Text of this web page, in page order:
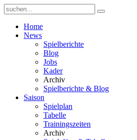
Home
News
Spielberichte
Blog
Jobs
Kader
Archiv
Spielberichte & Blog
Saison
Spielplan
Tabelle
Trainingszeiten
Archiv